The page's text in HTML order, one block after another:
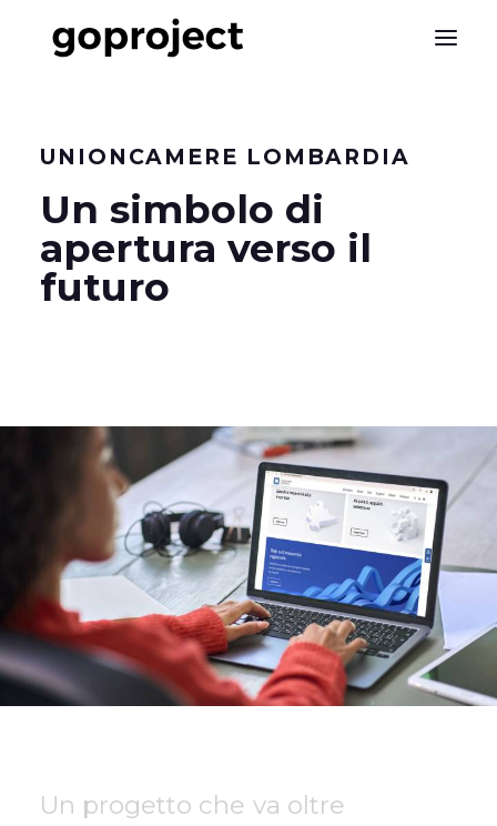
UNIONCAMERE LOMBARDIA
Un simbolo di
apertura verso il
futuro
Un progetto che va oltre